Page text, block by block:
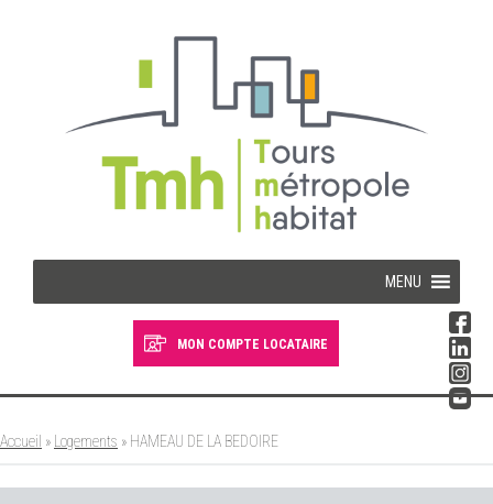
MENU
MON COMPTE LOCATAIRE
Je suis locataire
Accueil » Logements » HAMEAU DE LA BEDOIRE